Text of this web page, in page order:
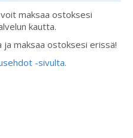
maksaa ostoksesi
kautta.
maksaa ostoksesi erissä!
-sivulta.